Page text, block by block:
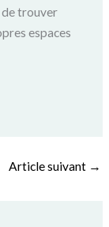
de trouver
espaces
Article suivant →